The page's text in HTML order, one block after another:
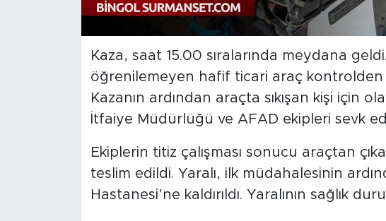
Kaza, saat 15.00 sıralarında meydana
öğrenilemeyen hafif ticari araç kontrolden
Kazanın ardından araçta sıkışan kişi için
İtfaiye Müdürlüğü ve AFAD ekipleri sevk
Ekiplerin titiz çalışması sonucu araçtan
teslim edildi. Yaralı, ilk müdahalesinin
Hastanesi’ne kaldırıldı. Yaralının sağlık
Hava Durumu
Bingöl Kaza Haberleri